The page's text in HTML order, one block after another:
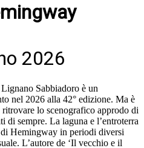
2026
Sabbiadoro è un
nel 2026 alla 42° edizione. Ma è
ritrovare lo scenografico approdo di
di sempre. La laguna e l’entroterra
Hemingway in periodi diversi
L’autore de ‘Il vecchio e il